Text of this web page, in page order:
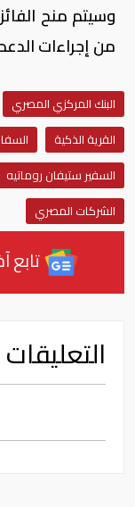
من إجراءات
البنك المركزي المصري
القرية الذكية
السفير ستيفان روماتيه
الشركات المصري
تابع
التعليقات